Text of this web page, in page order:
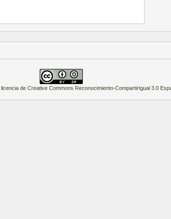
licencia de Creative Commons Reconocimiento-CompartirIgual 3.0